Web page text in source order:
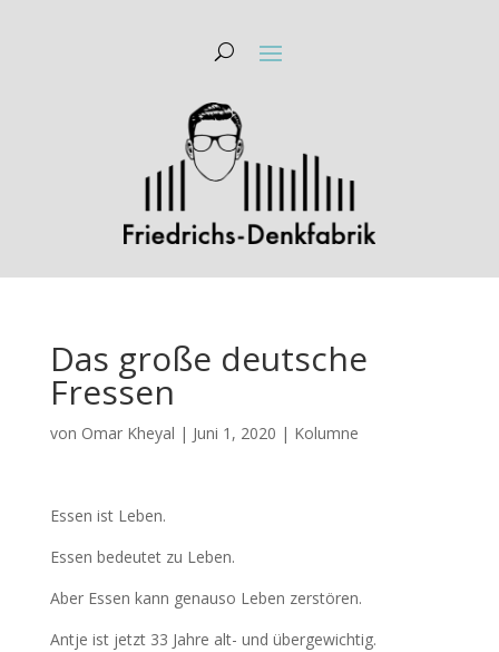
Das große deutsche
Fressen
von Omar Kheyal | Juni 1, 2020 | Kolumne
Essen ist Leben.
Essen bedeutet zu Leben.
Aber Essen kann genauso Leben zerstören.
Antje ist jetzt 33 Jahre alt- und übergewichtig.